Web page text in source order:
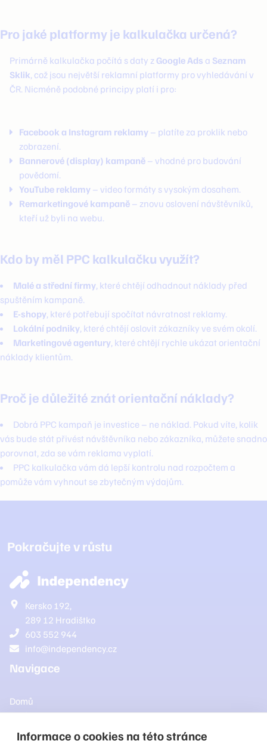
Pro jaké platformy je kalkulačka určená?
Primárně kalkulačka počítá s daty zGoogle Ads a Seznam
Sklik, což jsou největší reklamní platformy pro vyhledávání v
ČR. Nicméně podobné principy platí i pro:
Facebook a Instagram reklamy – platíte za proklik nebo
zobrazení.
Bannerové (display) kampaně – vhodné pro budování
povědomí.
YouTube reklamy – video formáty s vysokým dosahem.
Remarketingové kampaně – znovu oslovení návštěvníků,
kteří už byli na webu.
Kdo by měl PPC kalkulačku využít?
Malé a střední firmy, které chtějí odhadnout náklady před
spuštěním kampaně.
E-shopy, které potřebují spočítat návratnost reklamy.
Lokální podniky, které chtějí oslovit zákazníky ve svém okolí.
Marketingové agentury, které chtějí rychle ukázat orientační
náklady klientům.
Proč je důležité znát orientační náklady?
Dobrá PPC kampaň je investice – ne náklad. Pokud víte, kolik
vás bude stát přivést návštěvníka nebo zákazníka, můžete snadno
porovnat, zda se vám reklama vyplatí.
PPC kalkulačka vám dá lepší kontrolu nad rozpočtem a
pomůže vám vyhnout se zbytečným výdajům.
Pokračujte v růstu
Kersko 192,
289 12 Hradištko
603 552 944
info@independency.cz
Navigace
Domů
O nás
Digitální strategie
Informace o cookies na této stránce